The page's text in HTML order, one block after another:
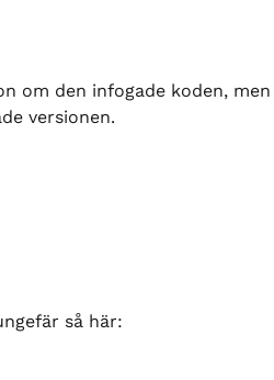
om den infogade koden, men
versionen.
så här: